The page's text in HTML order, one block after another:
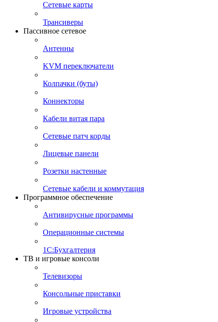
Сетевые карты
Трансиверы
Пассивное сетевое
Антенны
KVM переключатели
Колпачки (буты)
Коннекторы
Кабели витая пара
Сетевые патч корды
Лицевые панели
Розетки настенные
Сетевые кабели и коммутация
Программное обеспечение
Антивирусные программы
Операционные системы
1С:Бухгалтерия
ТВ и игровые консоли
Телевизоры
Консольные приставки
Игровые устройства